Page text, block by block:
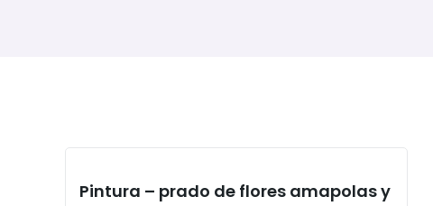
Pintura – prado de flores amapolas y